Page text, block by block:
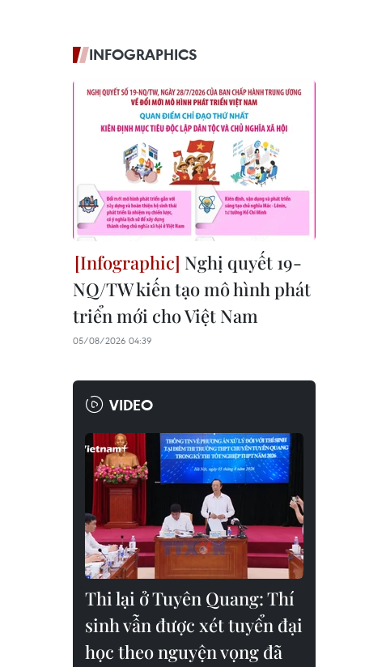
INFOGRAPHICS
Nghị quyết 19-
NQ/TW kiến tạo mô hình phát
triển mới cho Việt Nam
05/08/2026 04:39
VIDEO
Thi lại ở Tuyên Quang: Thí
sinh vẫn được xét tuyển đại
học theo nguyện vọng đã